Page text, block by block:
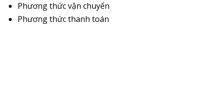
Phương thức vận chuyển
Phương thức thanh toán